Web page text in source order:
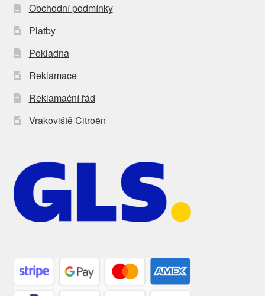
Obchodní podmínky
Platby
Pokladna
Reklamace
Reklamační řád
Vrakoviště Citroën